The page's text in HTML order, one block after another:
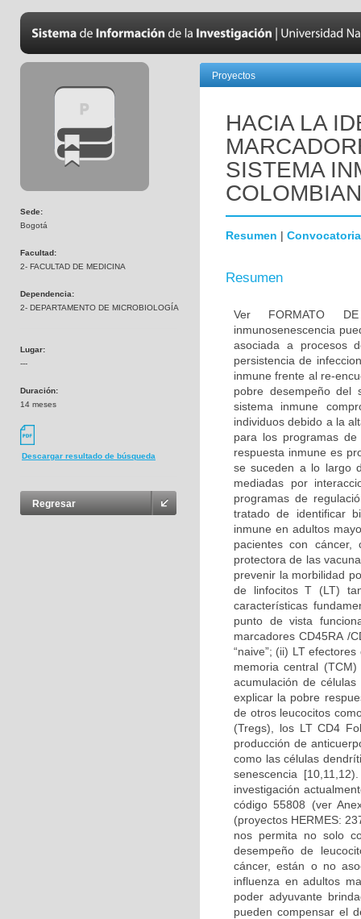
Sede:
Bogotá
Facultad:
2- FACULTAD DE MEDICINA
Dependencia:
2- DEPARTAMENTO DE MICROBIOLOGÍA
Lugar:
---
Duración:
14 meses
Descargar resultado de búsqueda
Regresar
Proyectos
HACIA LA
SISTEMA
Resumen | Convocatoria
Resumen
Ver FORMATO DE
inmunosenescencia
asociada a procesos
persistencia de
inmune frente al re-
pobre desempeño del
sistema inmune
individuos debido a la
para los programas
respuesta inmune es
se suceden a lo largo
mediadas por
programas de
tratado de identificar
inmune en adultos
pacientes con
protectora de las
prevenir la morbilidad
de linfocitos T (LT)
características
punto de vista
marcadores CD45RA /
“naive”; (ii) LT
memoria central
acumulación de
explicar la pobre
de otros leucocitos
(Tregs), los LT CD4
producción de
como las células
senescencia
investigación
código 55808 (ver
(proyectos HERMES:
nos permita no solo
desempeño de
cáncer, están o no
influenza en adultos
poder adyuvante
pueden compensar el